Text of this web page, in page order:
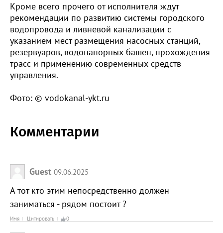
Кроме всего прочего от исполнителя ждут
рекомендации по развитию системы городского
водопровода и ливневой канализации с
указанием мест размещения насосных станций,
резервуаров, водонапорных башен, прохождения
трасс и применению современных средств
управления.
Фото: © vodokanal-ykt.ru
Комментарии
Guest 09.06.2025
А тот кто этим непосредственно должен
заниматься - рядом постоит ?
Имя Цитировать 0